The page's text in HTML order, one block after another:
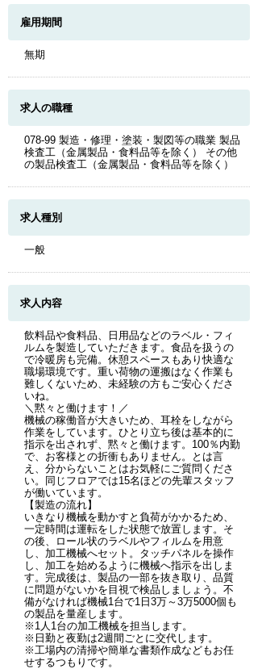
雇用期間
無期
求人の職種
078-99 製造・修理・塗装・製図等の職業 製品
検査工（金属製品・食料品等を除く） その他
の製品検査工（金属製品・食料品等を除く）
求人種別
一般
求人内容
飲料品や食料品、日用品などのラベル・フィ
ルムを製造していただきます。食品を扱うの
で冷暖房も完備。休憩スペースもあり快適な
職場環境です。重い荷物の運搬はなく作業も
難しくないため、未経験の方もご安心くださ
いね。
＼黙々と働けます！／
機械の稼働音が大きいため、耳栓をしながら
作業をしています。ひとり立ち後は基本的に
指示を出されず、黙々と働けます。100％内勤
で、お客様との折衝もありません。とは言
え、分からないことはお気軽にご質問くださ
い。同じフロアでは15名ほどの先輩スタッフ
が働いています。
【製造の流れ】
いきなり機械を動かすと負荷がかかるため、
一定時間は運転をした状態で放置します。そ
の後、ロール状のラベルやフィルムを用意
し、加工機械へセット。タッチパネルを操作
し、加工を始めるように機械へ指示を出しま
す。完成後は、製品の一部を抜き取り、品質
に問題がないかを目視で検品しましょう。不
備がなければ機械1台で1日3万～3万5000個も
の製品を量産します。
※1人1台の加工機械を担当します。
※日勤と夜勤は2週間ごとに交代します。
※工場内の清掃や簡単な書類作成などもお任
せするつもりです。